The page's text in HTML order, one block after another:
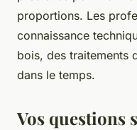
proportions. Les
connaissance
bois, des traitements
dans le temps.
Vos questions